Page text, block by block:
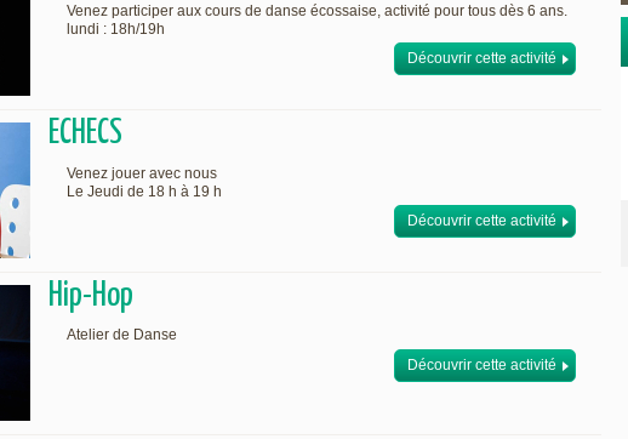
Venez participer aux cours de danse écossaise, activité pour tous dès 6 ans.
lundi : 18h/19h
Découvrir cette activité
ECHECS
Venez jouer avec nous
Le Jeudi de 18 h à 19 h
Découvrir cette activité
Hip-Hop
Atelier de Danse
Découvrir cette activité